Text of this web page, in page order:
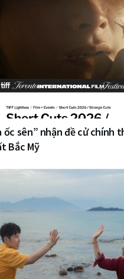
ốc sên” nhận đề cử chính
Bắc Mỹ